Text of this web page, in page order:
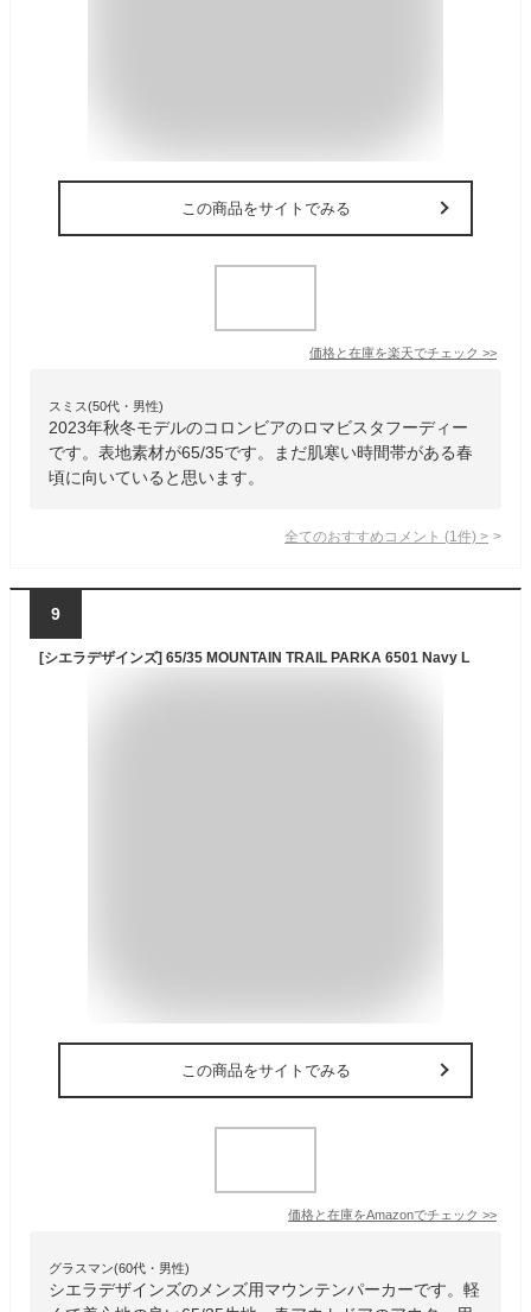
この商品をサイトでみる
価格と在庫を楽天でチェック >>
スミス(50代・男性)
2023年秋冬モデルのコロンビアのロマビスタフーディー
です。表地素材が65/35です。まだ肌寒い時間帯がある春
頃に向いていると思います。
全てのおすすめコメント (1 件) >
9
[シエラデザインズ] 65/35 MOUNTAIN TRAIL PARKA 6501 Navy L
この商品をサイトでみる
価格と在庫をAmazonでチェック >>
グラスマン(60代・男性)
シエラデザインズのメンズ用マウンテンパーカーです。軽